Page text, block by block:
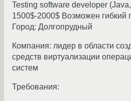
Testing software developer
1500$-2000$ Возможен гибкий
Город: Долгопрудный
Компания: лидер в области
средств виртуализации
систем
Требования: